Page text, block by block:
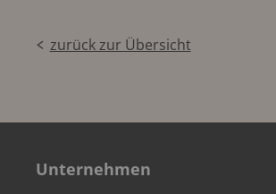
zurück zur Übersicht
Unternehmen